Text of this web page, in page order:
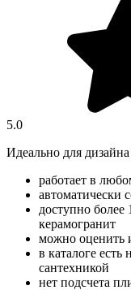
5.0
Идеально для
работает в
автоматически
доступно более
керамогранит
можно оценить
в каталоге есть
сантехникой
нет подсчета